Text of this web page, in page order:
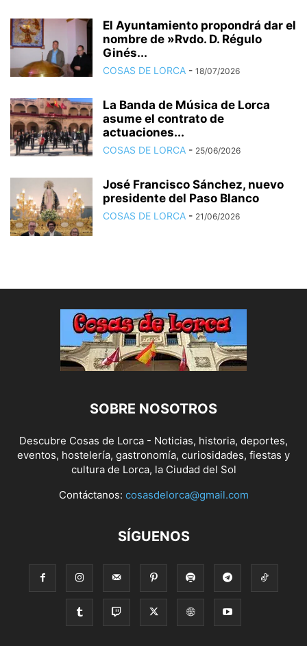
El Ayuntamiento propondrá dar el
nombre de »Rvdo. D. Régulo
Ginés...
COSAS DE LORCA - 18/07/2026
La Banda de Música de Lorca
asume el contrato de
actuaciones...
COSAS DE LORCA - 25/06/2026
José Francisco Sánchez, nuevo
presidente del Paso Blanco
COSAS DE LORCA - 21/06/2026
SOBRE NOSOTROS
Descubre Cosas de Lorca - Noticias, historia, deportes,
eventos, hostelería, gastronomía, curiosidades, fiestas y
cultura de Lorca, la Ciudad del Sol
Contáctanos: cosasdelorca@gmail.com
SÍGUENOS